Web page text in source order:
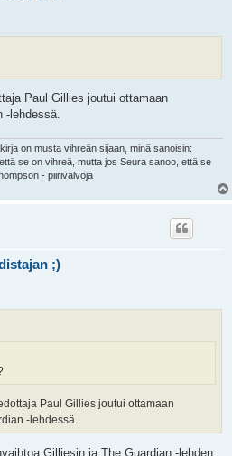
Paul Gillies joutui ottamaan
-lehdessä.
on musta vihreän sijaan, minä sanoisin:
se on vihreä, mutta jos Seura sanoo, että se
- piirivalvoja
;)
Paul Gillies joutui ottamaan
-lehdessä.
Gilliesin ja The Guardian -lehden